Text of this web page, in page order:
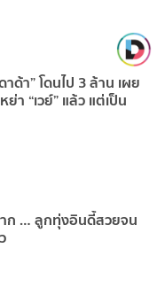
ด้า” โดนไป 3 ล้าน เผย
ย่า “เวย์” แล้ว แต่เป็น
ก … ลูกทุ่งอินดี้สวยจน